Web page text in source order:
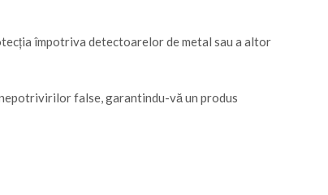
împotriva detectoarelor de metal sau a altor
false, garantindu-vă un produs